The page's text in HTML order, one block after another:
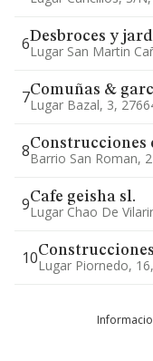
6Desbroces y
Lugar San Martin
7Comuñas &
Lugar Bazal, 3,
8Construcciones
Barrio San Roman,
9Cafe geisha sl.
Lugar Chao De
10Lugar Piornedo,